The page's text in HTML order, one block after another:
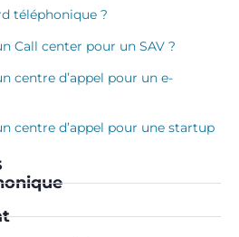
téléphonique ?
Call center pour un SAV ?
centre d’appel pour un e-
centre d’appel pour une startup